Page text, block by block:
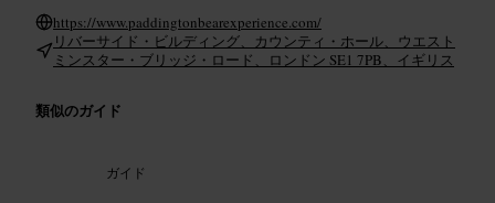
https://www.paddingtonbearexperience.com/
リバーサイド・ビルディング、カウンティ・ホール、ウエスト
ミンスター・ブリッジ・ロード、ロンドン SE1 7PB、イギリス
類似のガイド
ガイド